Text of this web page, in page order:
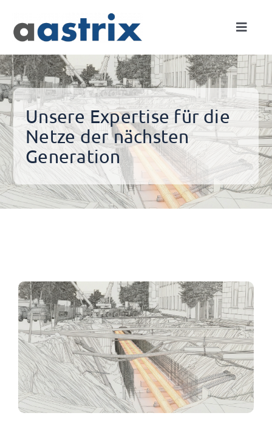
content
Toggle
Expertise
Netze
Projekte
Unsere Expertise für die
Netze der nächsten
Generation